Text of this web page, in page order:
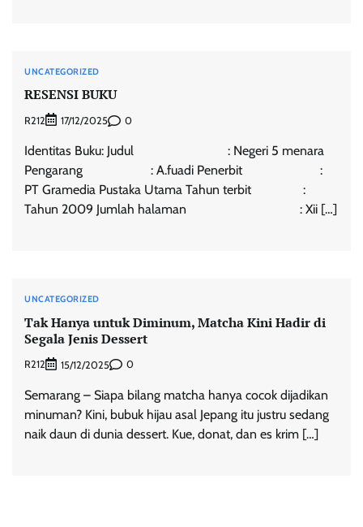
UNCATEGORIZED
RESENSI BUKU
R212 17/12/2025 0
Identitas Buku: Judul : Negeri 5 menara
Pengarang : A.fuadi Penerbit :
PT Gramedia Pustaka Utama Tahun terbit :
Tahun 2009 Jumlah halaman : Xii […]
UNCATEGORIZED
Tak Hanya untuk Diminum, Matcha Kini Hadir di
Segala Jenis Dessert
R212 15/12/2025 0
Semarang – Siapa bilang matcha hanya cocok dijadikan
minuman? Kini, bubuk hijau asal Jepang itu justru sedang
naik daun di dunia dessert. Kue, donat, dan es krim […]